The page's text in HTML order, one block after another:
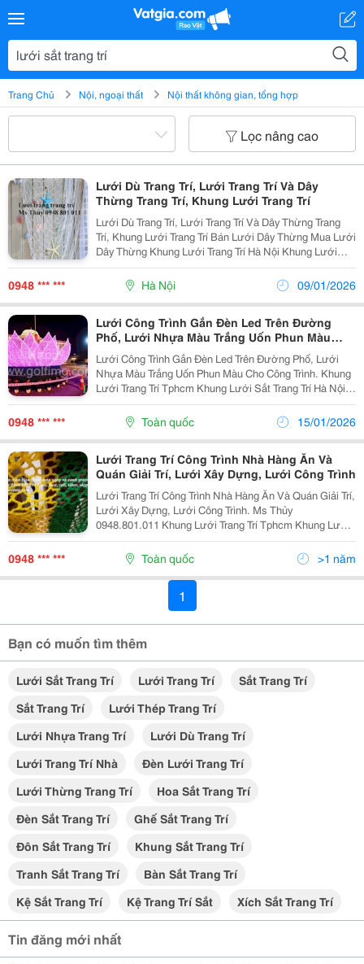
Trang Chủ Nội, ngoại thất Nội thất không gian, tổng hợp
Lọc nâng cao
Lưới Dù Trang Trí, Lưới Trang Trí Và Dây
Thừng Trang Trí, Khung Lưới Trang Trí
Lưới Dù Trang Trí, Lưới Trang Trí Và Dây Thừng Trang
Trí, Khung Lưới Trang Trí Bán Lưới Dây Thừng Mua Lưới
Dây Thừng Khung Lưới Trang Trí Hà Nội Khung Lưới
Trang Trí Tphcm Lưới Dây Thừng Trang Trí Lưới Sắt
Trang Trí Khung Lưới Sắt Trang Trí Khung Lướ
0948 *** *** Hà Nội 09/01/2026
Lưới Công Trình Gắn Đèn Led Trên Đường
Phố, Lưới Nhựa Màu Trắng Uốn Phun Màu
Cho Công Trình
Lưới Công Trình Gắn Đèn Led Trên Đường Phố, Lưới
Nhựa Màu Trắng Uốn Phun Màu Cho Công Trình. Khung
Lưới Trang Trí Tphcm Khung Lưới Sắt Trang Trí Hà Nội
Khung Lưới Trang Trí Hà Nội Khung Lưới Trang Trí
Facebook
0948 *** *** Toàn quốc 15/01/2026
Lưới Trang Trí Công Trình Nhà Hàng Ăn Và
Quán Giải Trí, Lưới Xây Dựng, Lưới Công Trình
Lưới Trang Trí Công Trình Nhà Hàng Ăn Và Quán Giải Trí,
Lưới Xây Dựng, Lưới Công Trình. Ms Thủy
0948.801.011 Khung Lưới Trang Trí Tphcm Khung Lưới
Trang Trí Hà Nội Khung Lưới Sắt Trang Trí Tphcm Khung
Lưới Sắt Trang Trí Hà Nội
0948 *** *** Toàn quốc >1 năm
1
Bạn có muốn tìm thêm
Lưới Sắt Trang Trí Lưới Trang Trí
Sắt Trang Trí
Sắt Trang Trí
Lưới Thép Trang Trí
Lưới Nhựa Trang Trí
Lưới Dù Trang Trí
Lưới Trang Trí Nhà
Đèn Lưới Trang Trí
Lưới Thừng Trang Trí
Hoa Sắt Trang Trí
Đèn Sắt Trang Trí
Ghế Sắt Trang Trí
Đôn Sắt Trang Trí
Khung Sắt Trang Trí
Tranh Sắt Trang Trí
Bàn Sắt Trang Trí
Kệ Sắt Trang Trí
Kệ Trang Trí Sắt Xích Sắt Trang Trí
Tin đăng mới nhất